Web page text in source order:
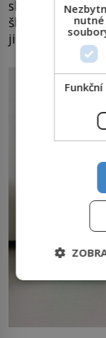
skupiny naše
škrabadlo
jisté.
nutné